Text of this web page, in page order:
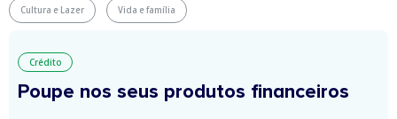
Cultura e Lazer Vida e família
Crédito
Poupe nos seus produtos financeiros